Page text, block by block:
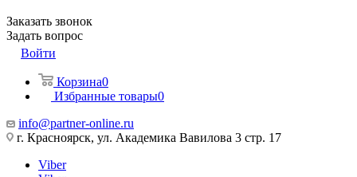
Заказать звонок
Задать вопрос
Войти
Корзина0
Избранные товары0
info@partner-online.ru
г. Красноярск, ул. Академика Вавилова 3 стр. 17
Viber